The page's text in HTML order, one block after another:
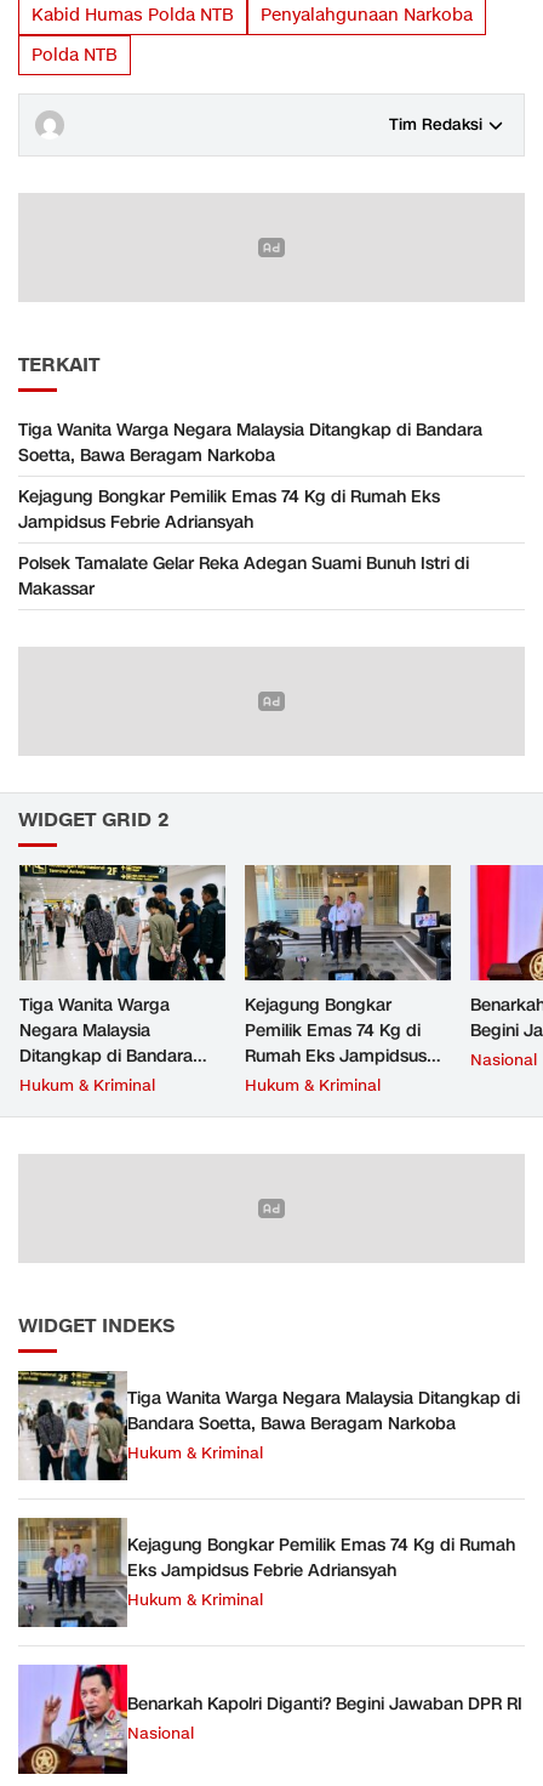
Kabid Humas Polda NTB
Penyalahgunaan Narkoba
Polda NTB
Tim Redaksi
TERKAIT
Tiga Wanita Warga Negara Malaysia Ditangkap di Bandara
Soetta, Bawa Beragam Narkoba
Kejagung Bongkar Pemilik Emas 74 Kg di Rumah Eks
Jampidsus Febrie Adriansyah
Polsek Tamalate Gelar Reka Adegan Suami Bunuh Istri di
Makassar
WIDGET GRID 2
Tiga Wanita Warga
Negara Malaysia
Ditangkap di Bandara
Soetta, Bawa Beragam
Hukum & Kriminal
Kejagung Bongkar
Pemilik Emas 74 Kg di
Rumah Eks Jampidsus
Febrie Adriansyah
Hukum & Kriminal
Begini
Nasional
WIDGET INDEKS
Tiga Wanita Warga Negara Malaysia Ditangkap di
Bandara Soetta, Bawa Beragam Narkoba
Hukum & Kriminal
Kejagung Bongkar Pemilik Emas 74 Kg di Rumah
Eks Jampidsus Febrie Adriansyah
Hukum & Kriminal
Benarkah Kapolri Diganti? Begini Jawaban DPR RI
Nasional